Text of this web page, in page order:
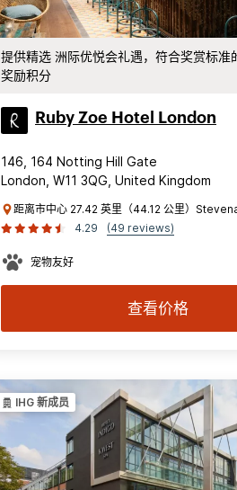
提供精选 洲际优悦会礼遇，符合奖赏标准
奖励积分
Ruby Zoe Hotel London
146, 164 Notting Hill Gate
London, W11 3QG, United Kingdom
距离市中心 27.42 英里（44.12 公里）
4.29
(49 reviews)
宠物友好
查看价格
IHG 新成员